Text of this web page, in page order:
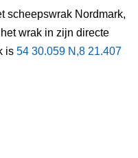
scheepswrak Nordmark,
wrak in zijn directe
is 54 30.059 N,8 21.407